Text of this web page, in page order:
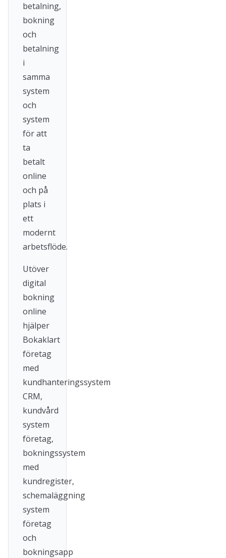
betalning,
bokning
och
betalning
i
samma
system
och
system
för att
ta
betalt
online
och på
plats i
ett
modernt
arbetsflöde.
Utöver
digital
bokning
online
hjälper
Bokaklart
företag
med
kundhanteringssystem
CRM,
kundvård
system
företag,
bokningssystem
med
kundregister,
schemaläggning
system
företag
och
bokningsapp